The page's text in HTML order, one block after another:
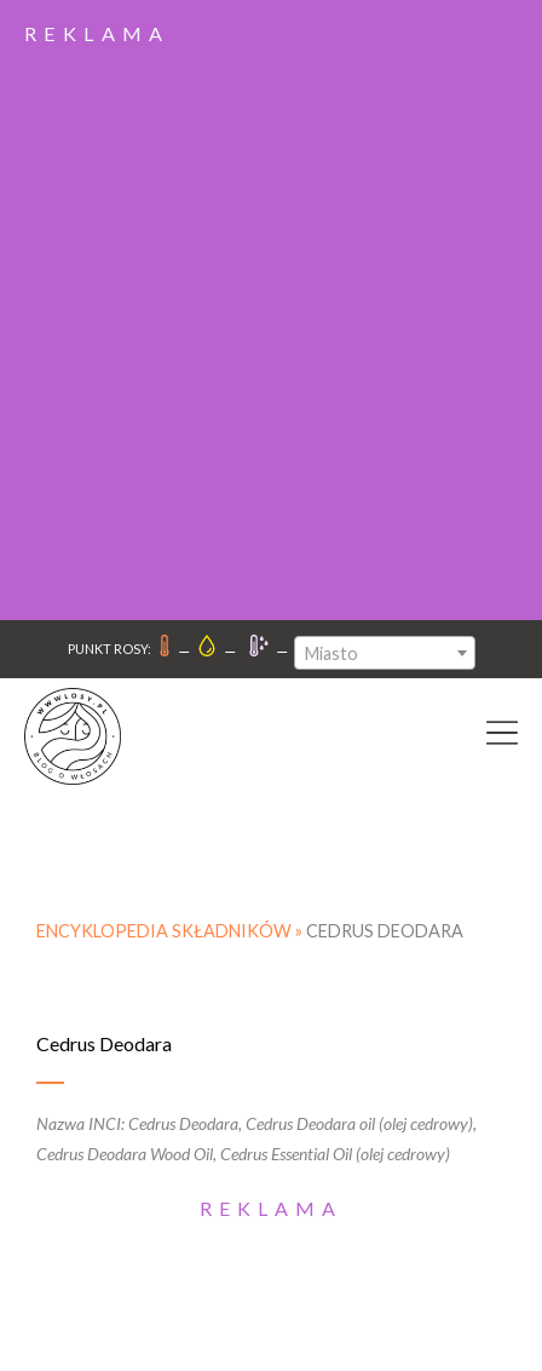
REKLAMA
PUNKT ROSY: – – – Miasto
ENCYKLOPEDIA SKŁADNIKÓW » CEDRUS DEODARA
Cedrus Deodara
Nazwa INCI: Cedrus Deodara, Cedrus Deodara oil (olej cedrowy),
Cedrus Deodara Wood Oil, Cedrus Essential Oil (olej cedrowy)
REKLAMA